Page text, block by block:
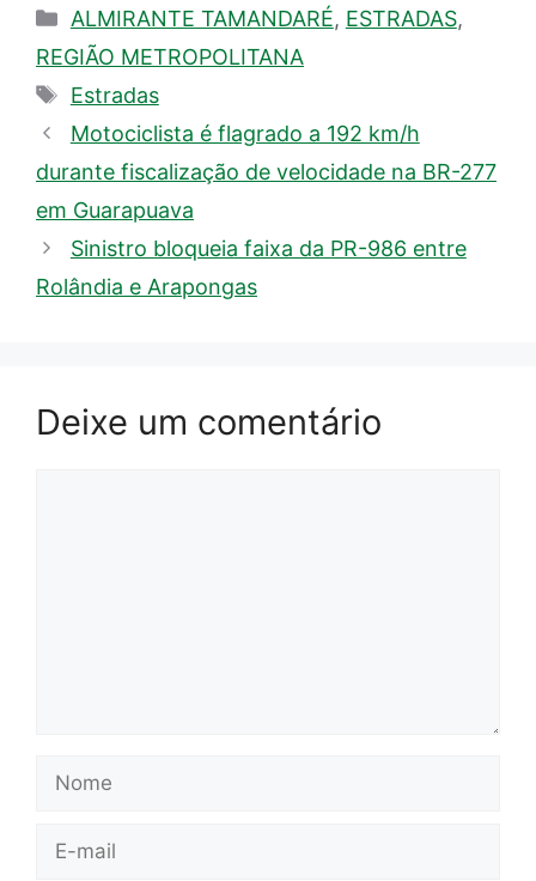
Categorias
ALMIRANTE TAMANDARÉ, ESTRADAS,
REGIÃO METROPOLITANA
Tags
Estradas
Motociclista é flagrado a 192 km/h
durante fiscalização de velocidade na BR-277
em Guarapuava
Sinistro bloqueia faixa da PR-986 entre
Rolândia e Arapongas
Deixe um comentário
Nome
E-